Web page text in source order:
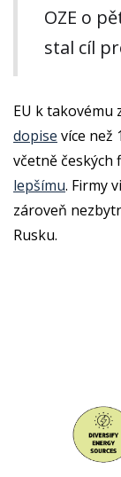
OZE o
stal cíl
EU k takovému
dopise více než
včetně českých
lepšímu. Firmy
zároveň
Rusku.